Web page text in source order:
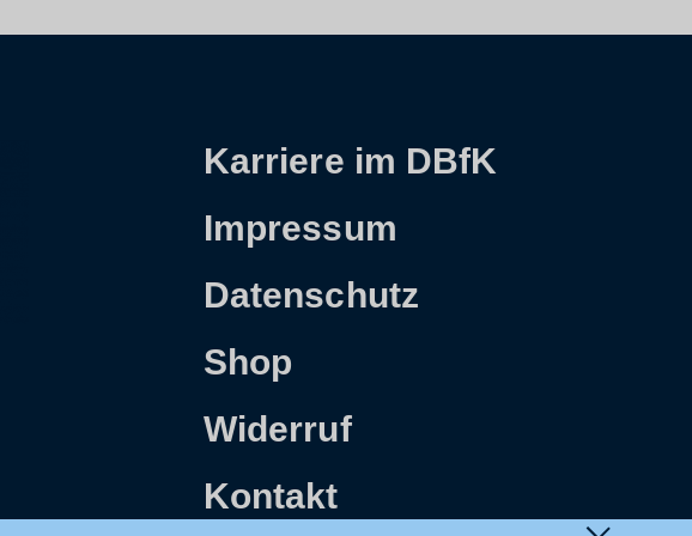
Karriere im DBfK
Impressum
Datenschutz
Shop
Widerruf
Kontakt